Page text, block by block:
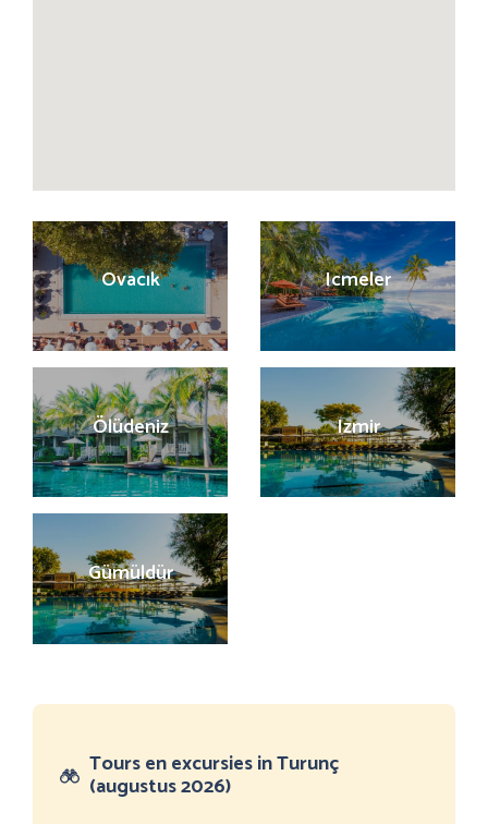
Ovacık Icmeler
Ölüdeniz Izmir
Gümüldür
Tours en excursies in Turunç
(augustus 2026)